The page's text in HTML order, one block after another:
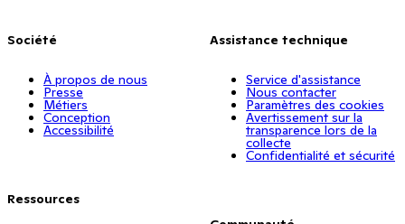
Société
À propos de nous
Presse
Métiers
Conception
Accessibilité
Ressources
Assistance technique
Service d'assistance
Nous contacter
Paramètres des cookies
Avertissement sur la
transparence lors de la
collecte
Confidentialité et sécurité